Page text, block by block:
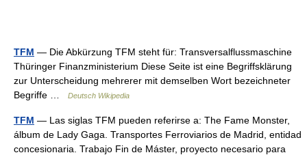
TFM — Die Abkürzung TFM steht für: Transversalflussmaschine
Thüringer Finanzministerium Diese Seite ist eine Begriffsklärung
zur Unterscheidung mehrerer mit demselben Wort bezeichneter
Begriffe …
Deutsch Wikipedia
TFM — Las siglas TFM pueden referirse a: The Fame Monster,
álbum de Lady Gaga. Transportes Ferroviarios de Madrid, entidad
concesionaria. Trabajo Fin de Máster, proyecto necesario para